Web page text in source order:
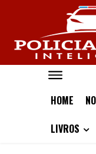
HOME
LIVROS